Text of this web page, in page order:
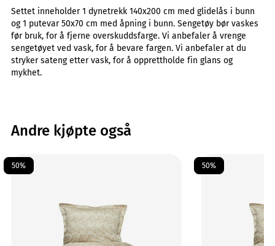
Settet inneholder 1 dynetrekk 140x200 cm med glidelås i bunn
og 1 putevar 50x70 cm med åpning i bunn. Sengetøy bør vaskes
før bruk, for å fjerne overskuddsfarge. Vi anbefaler å vrenge
sengetøyet ved vask, for å bevare fargen. Vi anbefaler at du
stryker sateng etter vask, for å opprettholde fin glans og
mykhet.
Andre kjøpte også
50% 50%